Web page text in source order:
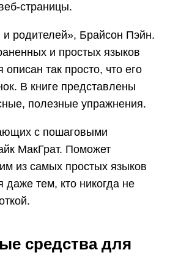
страницы.
родителей», Брайсон Пэйн.
и простых языков
так просто, что его
В книге представлены
полезные упражнения.
с пошаговыми
МакГрат. Поможет
из самых простых языков
даже тем, кто никогда не
средства для